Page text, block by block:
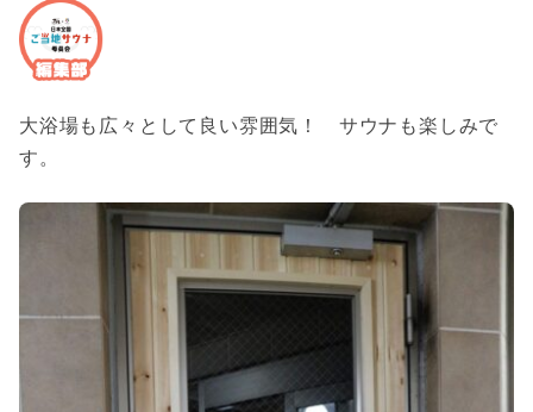
大浴場も広々として良い雰囲気！ サウナも楽しみで
す。